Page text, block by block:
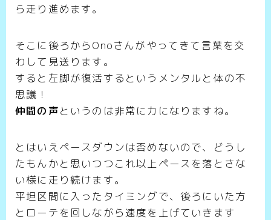
ら走り進めます。
そこに後ろからOnoさんがやってきて言葉を交
わして見送ります。
すると左脚が復活するというメンタルと体の不
思議！
仲間の声というのは非常に力になりますね。
とはいえペースダウンは否めないので、どうし
たもんかと思いつつこれ以上ペースを落とさな
い様に走り続けます。
平坦区間に入ったタイミングで、後ろにいた方
とローテを回しながら速度を上げていきます